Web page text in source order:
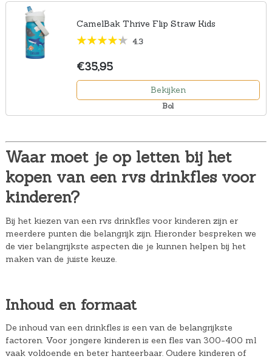
CamelBak Thrive Flip Straw Kids
4.3
€35,95
Bekijken
Bol
Waar moet je op letten bij het
kopen van een rvs drinkfles voor
kinderen?
Bij het kiezen van een rvs drinkfles voor kinderen zijn er
meerdere punten die belangrijk zijn. Hieronder bespreken we
de vier belangrijkste aspecten die je kunnen helpen bij het
maken van de juiste keuze.
Inhoud en formaat
De inhoud van een drinkfles is een van de belangrijkste
factoren. Voor jongere kinderen is een fles van 300-400 ml
vaak voldoende en beter hanteerbaar. Oudere kinderen of